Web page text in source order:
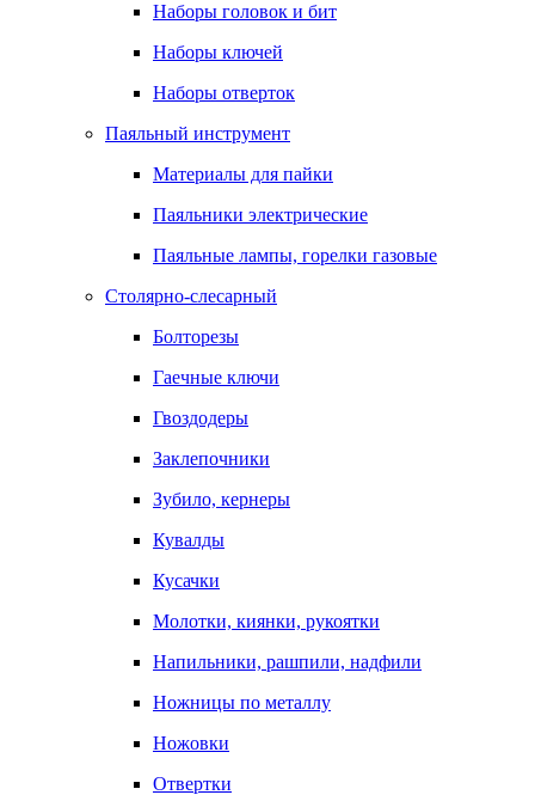
Наборы головок и бит
Наборы ключей
Наборы отверток
Паяльный инструмент
Материалы для пайки
Паяльники электрические
Паяльные лампы, горелки газовые
Столярно-слесарный
Болторезы
Гаечные ключи
Гвоздодеры
Заклепочники
Зубило, кернеры
Кувалды
Кусачки
Молотки, киянки, рукоятки
Напильники, рашпили, надфили
Ножницы по металлу
Ножовки
Отвертки